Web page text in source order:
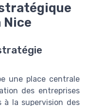
Nice
une place centrale
des entreprises
à la supervision des